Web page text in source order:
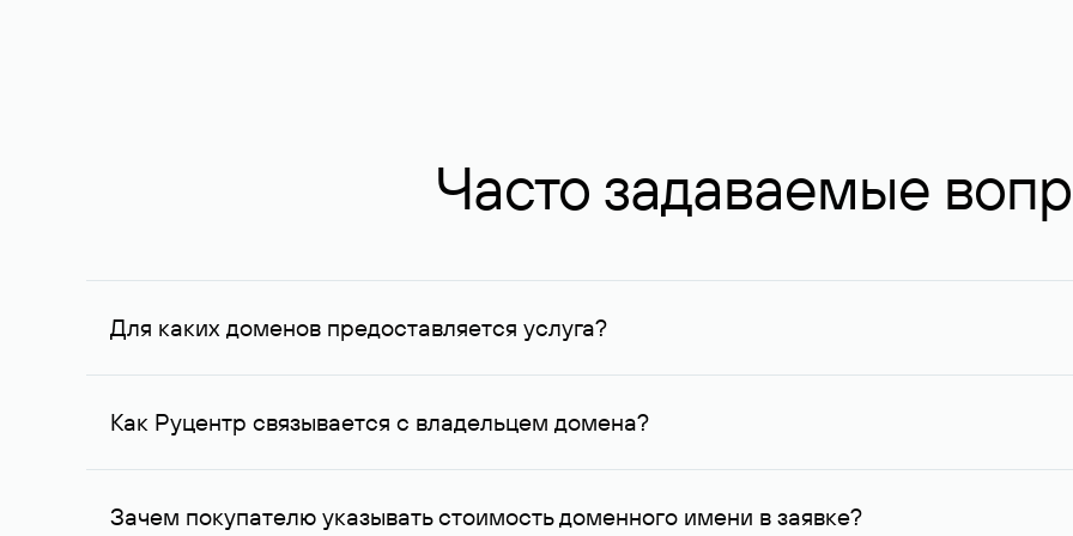
Часто задаваемые
Для каких доменов предоставляется услуга?
Услуга доступна для доменов, зарегистрированных в Руцентре и у других регистраторов. Для доменов,
Как Руцентр связывается с владельцем домена?
Для связи с владельцем домена используются его контактные данные, доступные Руцентру.
Зачем покупателю указывать стоимость доменного имени в заявке?